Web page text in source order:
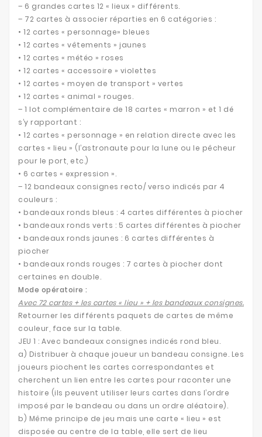
– 6 grandes cartes 12 « lieux » différents.
– 72 cartes à associer réparties en 6 catégories :
• 12 cartes « personnage» bleues
• 12 cartes « vêtements » jaunes
• 12 cartes « météo » roses
• 12 cartes « accessoire » violettes
• 12 cartes « moyen de transport » vertes
• 12 cartes « animal » rouges.
– 1 lot complémentaire de 18 cartes « marron » et 1 dé
s’y rapportant :
• 12 cartes « personnage » en relation directe avec les
cartes « lieu » (l’astronaute pour la lune ou le pêcheur
pour le port, etc.)
• 6 cartes « expression ».
– 12 bandeaux consignes recto/ verso indicés par 4
couleurs :
• bandeaux ronds bleus : 4 cartes différentes à piocher
• bandeaux ronds verts : 5 cartes différentes à piocher
• bandeaux ronds jaunes : 6 cartes différentes à
piocher
• bandeaux ronds rouges : 7 cartes à piocher dont
certaines en double.
Mode opératoire :
Avec 72 cartes + les cartes « lieu » + les bandeaux consignes.
Retourner les différents paquets de cartes de même
couleur, face sur la table.
JEU 1 : Avec bandeaux consignes indicés rond bleu.
a) Distribuer à chaque joueur un bandeau consigne. Les
joueurs piochent les cartes correspondantes et
cherchent un lien entre les cartes pour raconter une
histoire (ils peuvent utiliser leurs cartes dans l’ordre
imposé par le bandeau ou dans un ordre aléatoire).
b) Même principe de jeu mais une carte « lieu » est
disposée au centre de la table, elle sert de lieu